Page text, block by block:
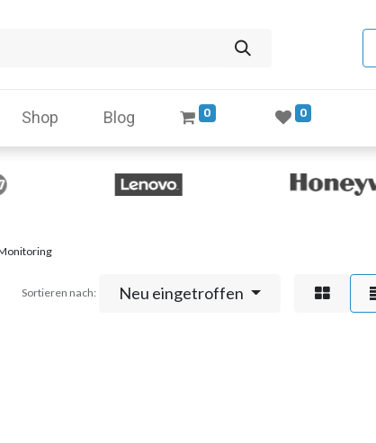
Shop Blog 0 0
Sortieren nach: Neu eingetroffen